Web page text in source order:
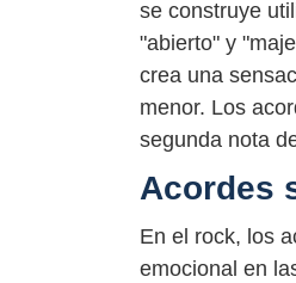
se construye
"abierto" y
crea una
menor. Los
segunda nota
Acordes
En el rock, los
emocional en